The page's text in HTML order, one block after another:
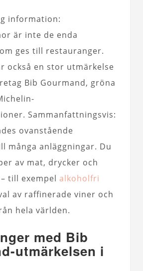
information:
är inte de enda
ges till restauranger.
också en stor utmärkelse
Bib Gourmand, gröna
Sammanfattningsvis:
ovanstående
många anläggningar. Du
av mat, drycker och
till exempel alkoholfri
av raffinerade viner och
hela världen.
med Bib
utmärkelsen i